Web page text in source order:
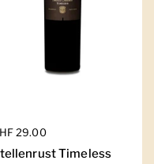
Preis
29.00
Timeless